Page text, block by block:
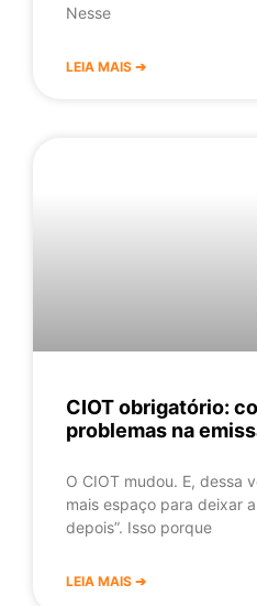
Nesse
LEIA MAIS ➔
CIOT obrigatório:
problemas na
O CIOT mudou. E, dessa
mais espaço para deixar
depois”. Isso porque
LEIA MAIS ➔